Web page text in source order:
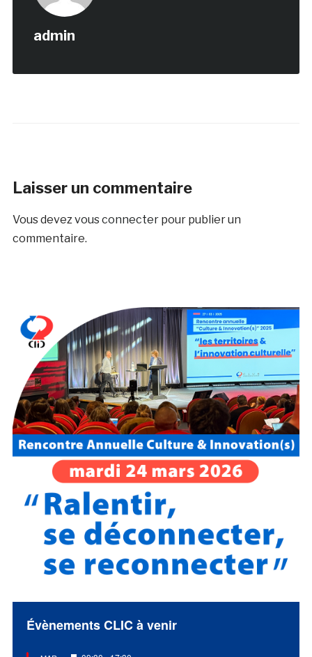
admin
Laisser un commentaire
Vous devezvous connecterpour publier un
commentaire.
Évènements CLIC à venir